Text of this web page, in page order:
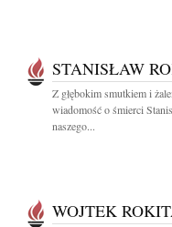
STANISŁAW
Z głębokim smutkiem i
wiadomość o śmierci
naszego...
WOJTEK